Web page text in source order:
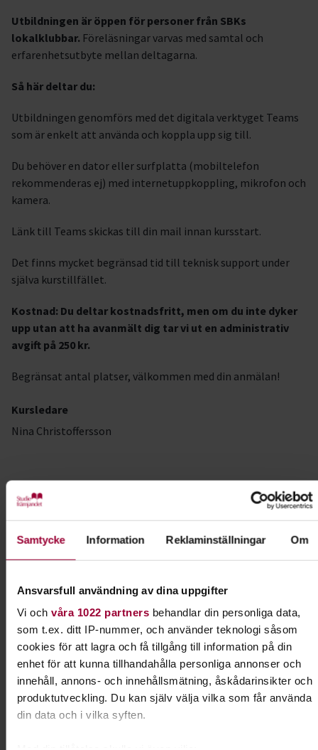
Samtycke Information Reklaminställningar Om
Ansvarsfull användning av dina uppgifter
Vi och våra 1022 partnersbehandlar din personliga data,
som t.ex. ditt IP-nummer, och använder teknologi såsom
cookies för att lagra och få tillgång till information på din
enhet för att kunna tillhandahålla personliga annonser och
innehåll, annons- och innehållsmätning, åskådarinsikter och
produktutveckling. Du kan själv välja vilka som får använda
din data och i vilka syften.
Utbildningen är öppen för personer från SBKs
lokalklubbar. Föreläsningar varvas med samtal och
erfarenhetsutbyte mellan deltagarna.
Så här deltar du:
Utbildningen genomförs med det digitala verktyget Teams
som är enkelt att använda och koppla upp sig till.
Du behöver en dator eller surfplatta (mobiltelefon
rekommenderas ej) med internetuppkoppling, mikrofon och
kamera.
Länk till Teams skickas till din mail innan kursstart.
Det finns mycket begränsad tid till teknisk support under
själva kurstillfället.
Kostnad: Du deltar kostnadsfritt, men om du inte dyker
upp utan att ha avanmält dig tar vi ut en administrativ
avgift på 250 kr.
Begränsat antal platser, välkommen med din anmälan!
Kursledare
Nina Christoffersson
Kontakt
Sussi Andreasson
Folkbildningsutvecklare Natur
070-910 79 14
Dela: Facebook LinkedIn E-mail
Föreningen – från idé till praktik